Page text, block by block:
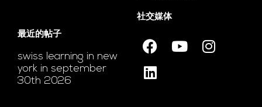
最近的帖子
swiss learning in new
york in september
30th 2026
社交媒体